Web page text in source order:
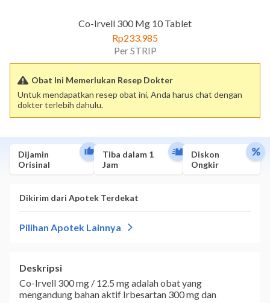
Co-Irvell 300 Mg 10 Tablet
Rp233.985
Per STRIP
Obat Ini Memerlukan Resep Dokter
Untuk mendapatkan resep obat ini, Anda harus chat dengan
dokter terlebih dahulu.
Dijamin
Orisinal
Tiba dalam 1
Jam
Diskon
Ongkir
Deskripsi
Co-Irvell 300 mg / 12.5 mg adalah obat yang
mengandung bahan aktif Irbesartan 300 mg dan